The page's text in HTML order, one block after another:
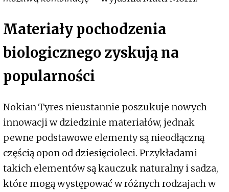
Materiały pochodzenia
biologicznego zyskują na
popularności
Nokian Tyres nieustannie poszukuje nowych
innowacji w dziedzinie materiałów, jednak
pewne podstawowe elementy są nieodłączną
częścią opon od dziesięcioleci. Przykładami
takich elementów są kauczuk naturalny i sadza,
które mogą występować w różnych rodzajach w